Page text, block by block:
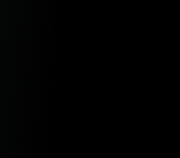
личных